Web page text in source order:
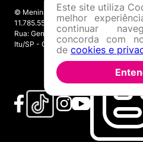
© Menina Shoes Comércio de Modas
11.785.555/0001-02 | IE:
Rua: General Epaminondas Teixeira
Itu/SP - CEP 13309-410
Este site utiliza
melhor
continuar
concorda com
de cookies e